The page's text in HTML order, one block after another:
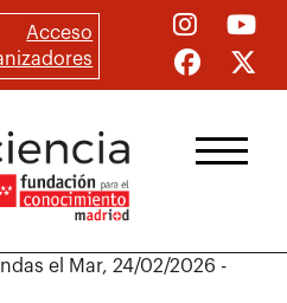
Acceso
el
Mar, 24/02/2026 -